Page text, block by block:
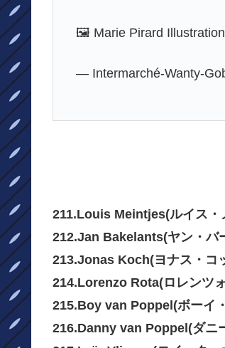
🖼 Marie Pirard Illustration
— Intermarché-Wanty-
211.Louis Meintjes(ルイス・
212.Jan Bakelants(ヤン・バ
213.Jonas Koch(ヨナス・コ
214.Lorenzo Rota(ロレンツ
215.Boy van Poppel(ボーイ
216.Danny van Poppel(ダニ